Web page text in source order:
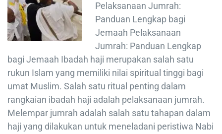
Pelaksanaan Jumrah:
Panduan Lengkap bagi
Jemaah Pelaksanaan
Jumrah: Panduan Lengkap
bagi Jemaah Ibadah haji merupakan salah satu
rukun Islam yang memiliki nilai spiritual tinggi bagi
umat Muslim. Salah satu ritual penting dalam
rangkaian ibadah haji adalah pelaksanaan jumrah.
Melempar jumrah adalah salah satu tahapan dalam
haji yang dilakukan untuk meneladani peristiwa Nabi